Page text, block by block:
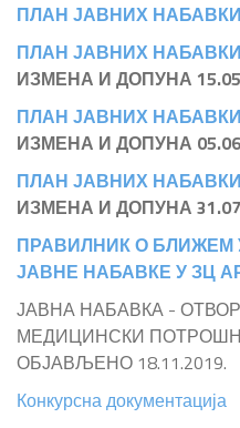
ПЛАН ЈАВНИХ НАБАВКИ
ПЛАН ЈАВНИХ НАБАВКИ
ИЗМЕНА И ДОПУНА
ПЛАН ЈАВНИХ НАБАВКИ
ИЗМЕНА И ДОПУНА
ПЛАН ЈАВНИХ НАБАВКИ
ИЗМЕНА И ДОПУНА
ПРАВИЛНИК О
ЈАВНЕ НАБАВКЕ У ЗЦ
ЈАВНА НАБАВКА -
МЕДИЦИНСКИ
ОБЈАВЉЕНО 18.11.2019.
Конкурсна документација